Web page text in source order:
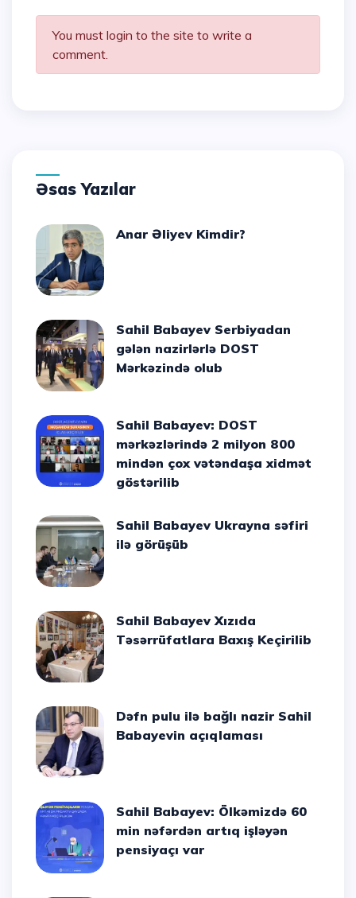
You must login to the site to write a
comment.
Əsas Yazılar
Anar Əliyev Kimdir?
Sahil Babayev Serbiyadan
gələn nazirlərlə DOST
Mərkəzində olub
Sahil Babayev: DOST
mərkəzlərində 2 milyon 800
mindən çox vətəndaşa xidmət
göstərilib
Sahil Babayev Ukrayna səfiri
ilə görüşüb
Sahil Babayev Xızıda
Təsərrüfatlara Baxış Keçirilib
Dəfn pulu ilə bağlı nazir Sahil
Babayevin açıqlaması
Sahil Babayev: Ölkəmizdə 60
min nəfərdən artıq işləyən
pensiyaçı var